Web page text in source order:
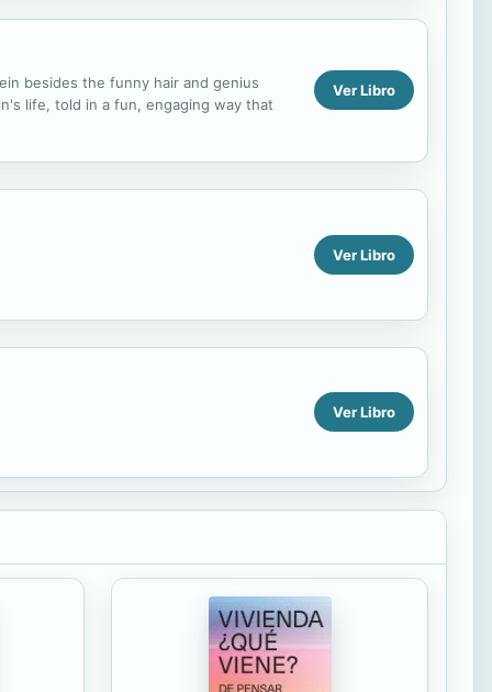
besides the funny hair and genius
life, told in a fun, engaging way that
Ver Libro
Ver Libro
Ver Libro